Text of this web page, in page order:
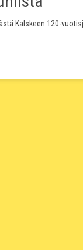
Kalskeen 120-